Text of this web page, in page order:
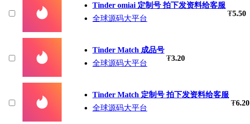
Tinder omiai 定制号 拍下发资料给客服
全球源码大平台
₮5.50
Tinder Match 成品号
全球源码大平台
₮3.20
Tinder Match 定制号 拍下发资料给客服
全球源码大平台
₮6.20